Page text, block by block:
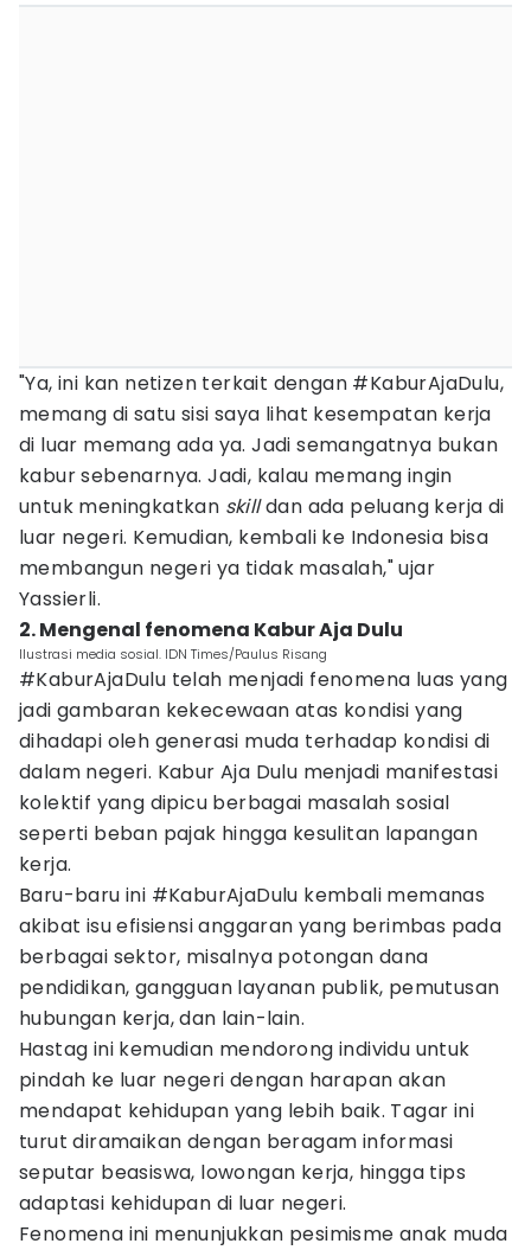
"Ya, ini kan netizen terkait dengan #KaburAjaDulu,
memang di satu sisi saya lihat kesempatan kerja
di luar memang ada ya. Jadi semangatnya bukan
kabur sebenarnya. Jadi, kalau memang ingin
untuk meningkatkan skilldan ada peluang kerja di
luar negeri. Kemudian, kembali ke Indonesia bisa
membangun negeri ya tidak masalah," ujar
Yassierli.
2. Mengenal fenomena Kabur Aja Dulu
Ilustrasi media sosial. IDN Times/Paulus Risang
#KaburAjaDulu telah menjadi fenomena luas yang
jadi gambaran kekecewaan atas kondisi yang
dihadapi oleh generasi muda terhadap kondisi di
dalam negeri. Kabur Aja Dulu menjadi manifestasi
kolektif yang dipicu berbagai masalah sosial
seperti beban pajak hingga kesulitan lapangan
kerja.
Baru-baru ini #KaburAjaDulu kembali memanas
akibat isu efisiensi anggaran yang berimbas pada
berbagai sektor, misalnya potongan dana
pendidikan, gangguan layanan publik, pemutusan
hubungan kerja, dan lain-lain.
Hastag ini kemudian mendorong individu untuk
pindah ke luar negeri dengan harapan akan
mendapat kehidupan yang lebih baik. Tagar ini
turut diramaikan dengan beragam informasi
seputar beasiswa, lowongan kerja, hingga tips
adaptasi kehidupan di luar negeri.
Fenomena ini menunjukkan pesimisme anak muda